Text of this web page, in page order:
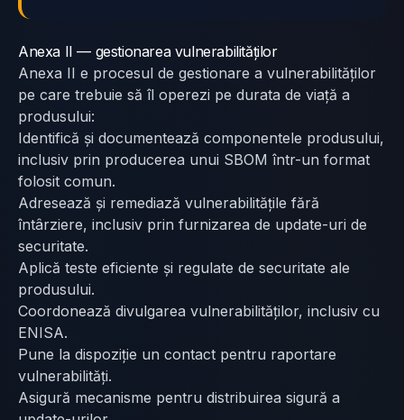
Anexa II — gestionarea vulnerabilităților
Anexa II e procesul de gestionare a vulnerabilităților
pe care trebuie să îl operezi pe durata de viață a
produsului:
Identifică și documentează componentele produsului,
inclusiv prin producerea unui SBOM într-un format
folosit comun.
Adresează și remediază vulnerabilitățile fără
întârziere, inclusiv prin furnizarea de update-uri de
securitate.
Aplică teste eficiente și regulate de securitate ale
produsului.
Coordonează divulgarea vulnerabilităților, inclusiv cu
ENISA.
Pune la dispoziție un contact pentru raportare
vulnerabilități.
Asigură mecanisme pentru distribuirea sigură a